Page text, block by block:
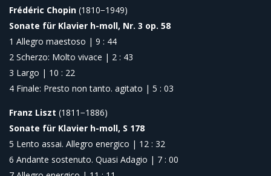
Frédéric Chopin (1810−1949)
Sonate für Klavier h-moll, Nr. 3 op. 58
1 Allegro maestoso | 9 : 44
2 Scherzo: Molto vivace | 2 : 43
3 Largo | 10 : 22
4 Finale: Presto non tanto. agitato | 5 : 03
Franz Liszt (1811−1886)
Sonate für Klavier h-moll, S 178
5 Lento assai. Allegro energico | 12 : 32
6 Andante sostenuto. Quasi Adagio | 7 : 00